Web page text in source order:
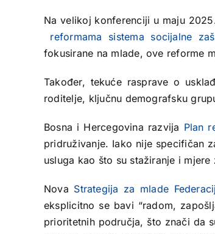
Na velikoj konferenciji u maju
reformama sistema socijalne
fokusirane na mlade, ove reforme
Također, tekuće rasprave o
roditelje, ključnu demografsku
Bosna i Hercegovina razvija Plan
pridruživanje. Iako nije specifičan
usluga kao što su stažiranje i
Nova Strategija za mlade
eksplicitno se bavi “radom,
prioritetnih područja, što znači da